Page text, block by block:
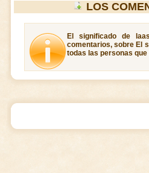
LOS
El significado de
comentarios, sobre El
todas las personas